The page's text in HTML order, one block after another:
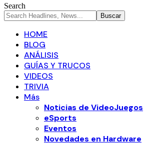
Search
HOME
BLOG
ANÁLISIS
GUÍAS Y TRUCOS
VIDEOS
TRIVIA
Más
Noticias de VideoJuegos
eSports
Eventos
Novedades en Hardware